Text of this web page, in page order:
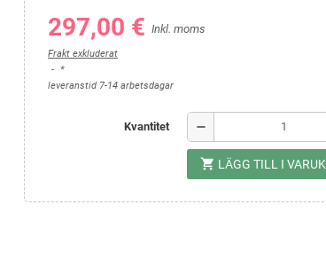
297,00 € Inkl. moms
Frakt exkluderat
*
leveranstid 7-14 arbetsdagar
Kvantitet remove
shopping_cart LÄGG TILL I